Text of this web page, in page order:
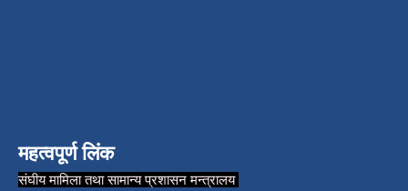
महत्वपूर्ण लिंक
संघीय मामिला तथा सामान्य प्रशासन मन्त्रालय